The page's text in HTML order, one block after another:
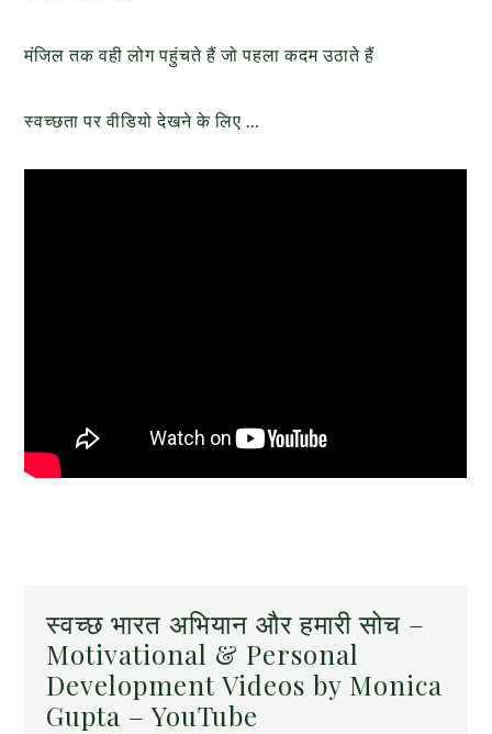
मंजिल तक वही लोग पहुंचते हैं जो पहला कदम उठाते हैं
स्वच्छता पर वीडियो देखने के लिए …
स्वच्छ भारत अभियान और हमारी सोच –
Motivational & Personal
Development Videos by Monica
Gupta – YouTube